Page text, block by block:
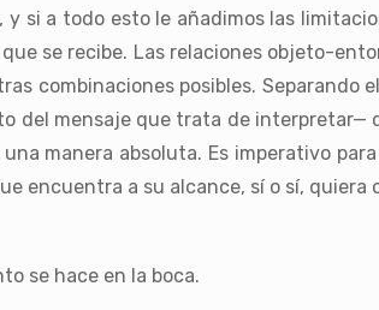
si a todo esto le añadimos las
se recibe. Las relaciones objeto-
combinaciones posibles. Separando
del mensaje que trata de
manera absoluta. Es imperativo
encuentra a su alcance, sí o sí, quiera
se hace en la boca.